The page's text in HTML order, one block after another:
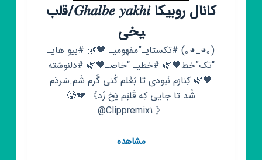
کانال روبیکا 𝐺ℎ𝑎𝑙𝑏𝑒 𝑦𝑎𝑘ℎ𝑖/ق‍‌ل‍‌ب
‍یخی
(｡◕_◕｡) #تکستایـ”مفهومیـ 🖤🌿 #بیو هایـ
“تک”خط🖤🌿 #خطیـ “خاصـ🖤🌿 #دلنوشته
🖤🌿 کِنارَم نَبودی تا بَغَلم کُنی گَرم شَم.سَردَم
شُد تا جایی کِه قَلبَم یَخ زَد🥲💔 《
@Clippremix1 》
مشاهدهکانال